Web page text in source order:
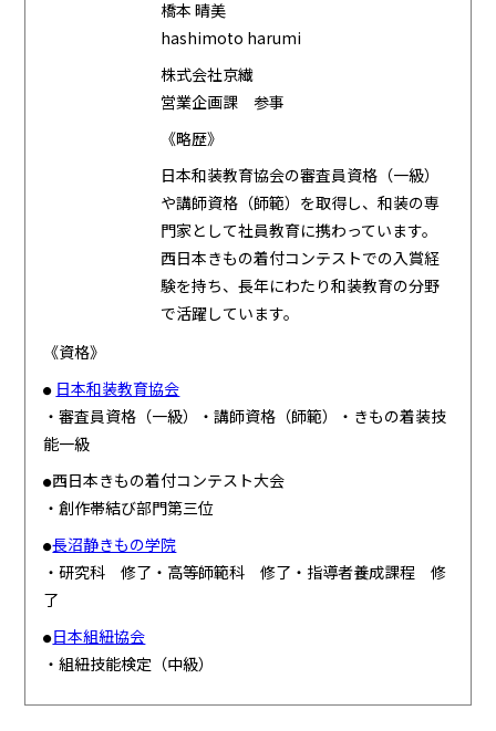
橋本 晴美
hashimoto harumi
株式会社京繊
営業企画課 参事
《略歴》
日本和装教育協会の審査員資格（一級）
や講師資格（師範）を取得し、和装の専
門家として社員教育に携わっています。
西日本きもの着付コンテストでの入賞経
験を持ち、長年にわたり和装教育の分野
で活躍しています。
《資格》
● 日本和装教育協会
・審査員資格（一級）・講師資格（師範）・きもの着装技
能一級
●西日本きもの着付コンテスト大会
・創作帯結び部門第三位
●長沼静きもの学院
・研究科 修了・高等師範科 修了・指導者養成課程 修
了
●日本組紐協会
・組紐技能検定（中級）